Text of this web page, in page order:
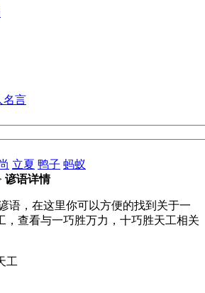
名言
立夏 鸭子 蚂蚁
谚语详情
语，在这里你可以方便的找到关于一
，查看与一巧胜万力，十巧胜天工相关
工